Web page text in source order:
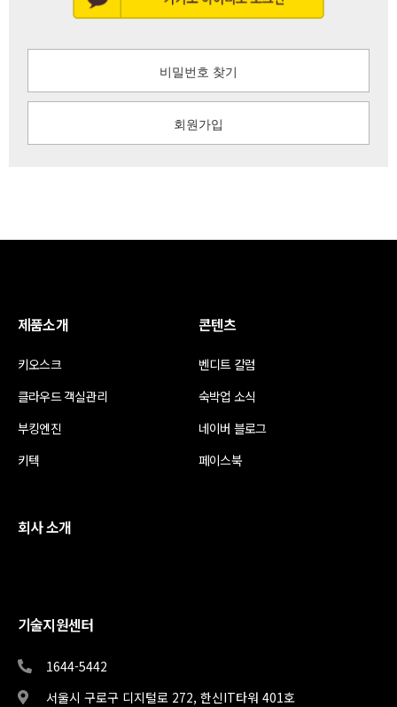
비밀번호 찾기
회원가입
제품소개
키오스크
클라우드 객실관리
부킹엔진
키텍
콘텐츠
벤디트 칼럼
숙박업 소식
네이버 블로그
페이스북
회사 소개
기술지원센터
1644-5442
서울시 구로구 디지털로 272, 한신IT타워 401호